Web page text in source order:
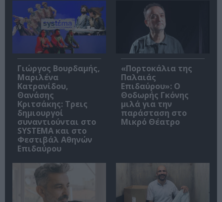
Γιώργος Βουρδαμής,
Μαριλένα
Κατρανίδου,
Θανάσης
Κριτσάκης: Τρεις
δημιουργοί
συναντιούνται στο
SYSTEMA και στο
Φεστιβάλ Αθηνών
Επιδαύρου
«Πορτοκάλια της
Παλαιάς
Επιδαύρου»: Ο
Θοδωρής Γκόνης
μιλά για την
παράσταση στο
Μικρό Θέατρο